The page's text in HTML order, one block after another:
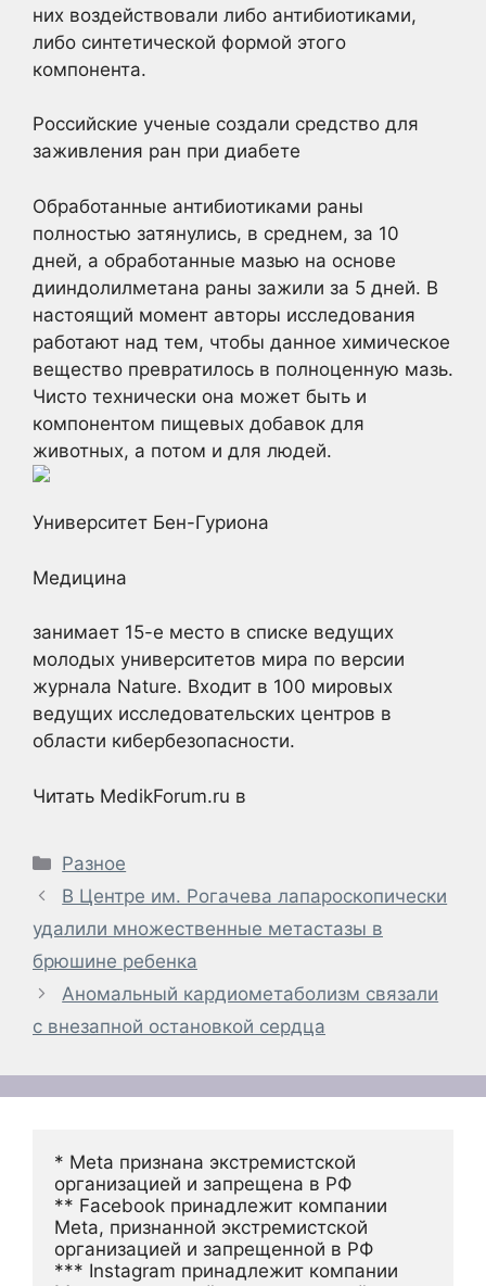
них воздействовали либо антибиотиками,
либо синтетической формой этого
компонента.
Российские ученые создали средство для
заживления ран при диабете
Обработанные антибиотиками раны
полностью затянулись, в среднем, за 10
дней, а обработанные мазью на основе
дииндолилметана раны зажили за 5 дней. В
настоящий момент авторы исследования
работают над тем, чтобы данное химическое
вещество превратилось в полноценную мазь.
Чисто технически она может быть и
компонентом пищевых добавок для
животных, а потом и для людей.
Университет Бен-Гуриона
Медицина
занимает 15-е место в списке ведущих
молодых университетов мира по версии
журнала Nature. Входит в 100 мировых
ведущих исследовательских центров в
области кибербезопасности.
Читать MedikForum.ru в
Рубрики
Разное
В Центре им. Рогачева лапароскопически
удалили множественные метастазы в
брюшине ребенка
Аномальный кардиометаболизм связали
с внезапной остановкой сердца
* Meta признана экстремистской
организацией и запрещена в РФ
** Facebook принадлежит компании
Meta, признанной экстремистской
организацией и запрещенной в РФ
*** Instagram принадлежит компании